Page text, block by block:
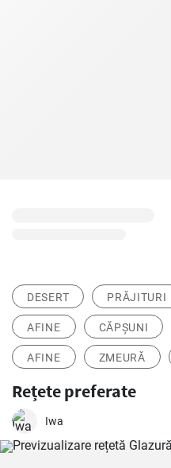
DESERT PRĂJITURI
AFINE CĂPȘUNI
AFINE ZMEURĂ
Rețete preferate
Iwa